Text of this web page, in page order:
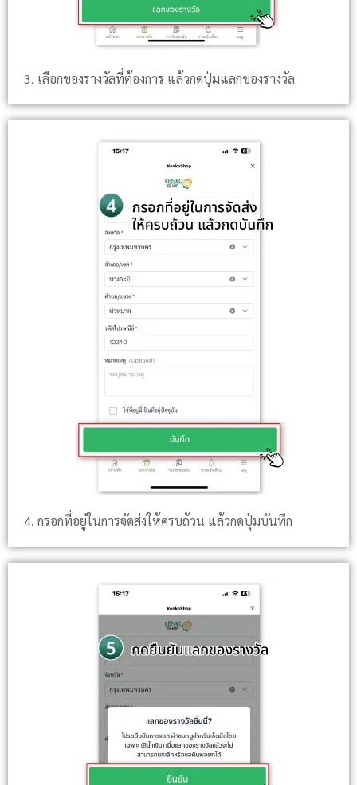
3. เลือกของรางวัลที่ต้องการ แล้วกดปุ่มแลกของรางวัล
4. กรอกที่อยู่ในการจัดส่งให้ครบถ้วน แล้วกดปุ่มบันทึก